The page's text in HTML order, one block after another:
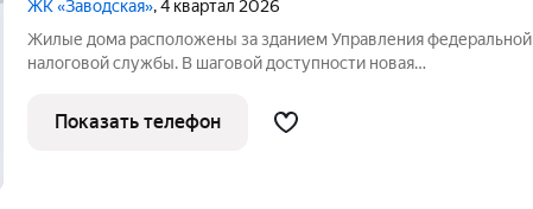
ЖК «Заводская», 4 квартал 2026
Жилые дома расположены за зданием Управления федеральной
налоговой службы. В шаговой доступности новая
также дошкольное учреждение в микрорайоне Монгун. Место
хорошо обеспечено транспортными
Показать телефон